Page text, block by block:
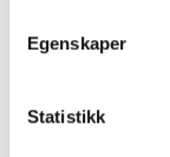
Egenskaper
Statistikk
konto
Vis